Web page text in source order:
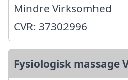
Mindre Virksomhed
CVR: 37302996
Fysiologisk massage